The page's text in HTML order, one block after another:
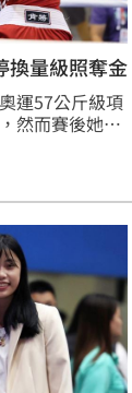
量級照奪金
運57公斤級項
然而賽後她因
子拳擊首度挑
棄權，她也如
會摘金紀錄。